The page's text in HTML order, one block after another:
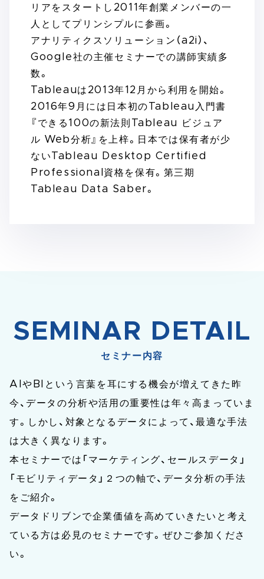
リアをスタートし2011年創業メンバーの一
人としてプリンシプルに参画。
アナリティクスソリューション（a2i）、
Google社の主催セミナーでの講師実績多
数。
Tableauは2013年12月から利用を開始。
2016年9月には日本初のTableau入門書
『できる100の新法則Tableau ビジュア
ル Web分析』を上梓。日本では保有者が少
ないTableau Desktop Certified
Professional資格を保有。第三期
Tableau Data Saber。
SEMINAR DETAIL
セミナー内容
AIやBIという言葉を耳にする機会が増えてきた昨
今、データの分析や活用の重要性は年々高まっていま
す。しかし、対象となるデータによって、最適な手法
は大きく異なります。
本セミナーでは「マーケティング、セールスデータ」
「モビリティデータ」２つの軸で、データ分析の手法
をご紹介。
データドリブンで企業価値を高めていきたいと考え
ている方は必見のセミナーです。ぜひご参加くださ
い。